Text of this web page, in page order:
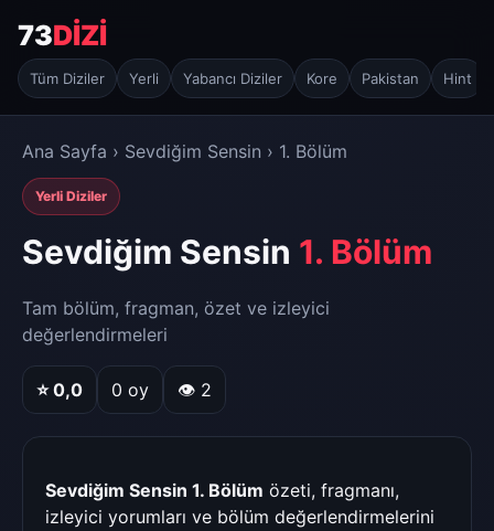
73DİZİ
Tüm Diziler Yerli Yabancı Diziler Kore Pakistan Hint
Ana Sayfa › Sevdiğim Sensin › 1. Bölüm
Yerli Diziler
Sevdiğim Sensin 1. Bölüm
Tam bölüm, fragman, özet ve izleyici
değerlendirmeleri
⭐0,0 0 oy 👁 2
Sevdiğim Sensin 1. Bölüm özeti, fragmanı,
izleyici yorumları ve bölüm değerlendirmelerini